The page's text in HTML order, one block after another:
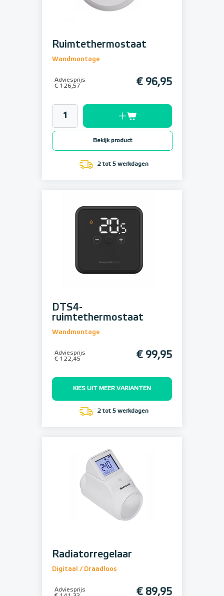
Ruimtethermostaat
Wandmontage
Adviesprijs
€ 126,57
€ 96,95
Bekijk product
2 tot 5 werkdagen
DTS4-
ruimtethermostaat
Wandmontage
Adviesprijs
€ 122,45
€ 99,95
KIES UIT MEER VARIANTEN
2 tot 5 werkdagen
Radiatorregelaar
Digitaal / Draadloos
Adviesprijs
€ 89,95